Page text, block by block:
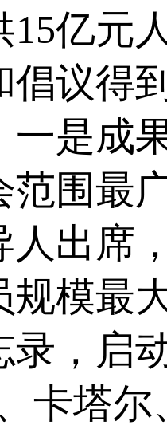
亿元
议得
是成
范围最
出席
模最
，启
卡塔尔